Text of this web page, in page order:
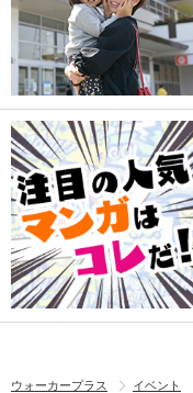
ウォーカープラス イベント